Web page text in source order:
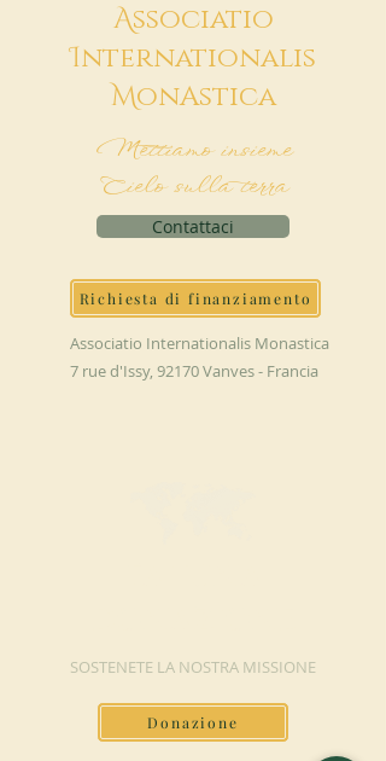
Associatio
Internationalis
MonAstica
Mettiamo insieme
Cielo sulla terra
Contattaci
Richiesta di finanziamento
Associatio Internationalis Monastica
7 rue d'Issy, 92170 Vanves - Francia
SOSTENETE LA NOSTRA MISSIONE
Donazione